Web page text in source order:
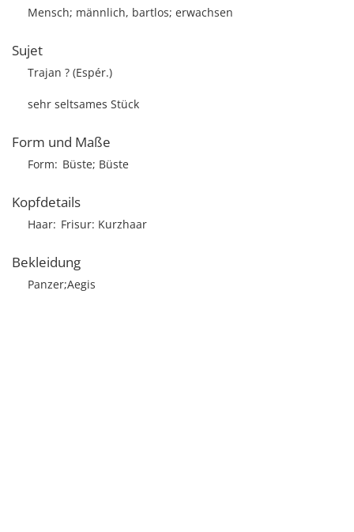
Mensch; männlich, bartlos; erwachsen
Sujet
Trajan ? (Espér.)
sehr seltsames Stück
Form und Maße
Form Büste; Büste
Kopfdetails
Haar Frisur Kurzhaar
Bekleidung
Panzer;Aegis